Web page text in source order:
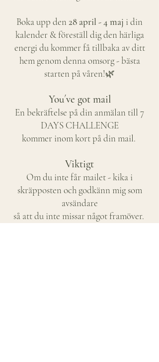
Boka upp den 28 april - 4 maj i din
kalender & föreställ dig den härliga
energi du kommer få tillbaka av ditt
hem genom denna omsorg - bästa
starten på våren!🌿
You´ve got mail
En bekräftelse på din anmälan till 7
DAYS CHALLENGE
kommer inom kort på din mail.
Viktigt
Om du inte får mailet - kika i
skräpposten och godkänn mig som
avsändare
så att du inte missar något framöver.